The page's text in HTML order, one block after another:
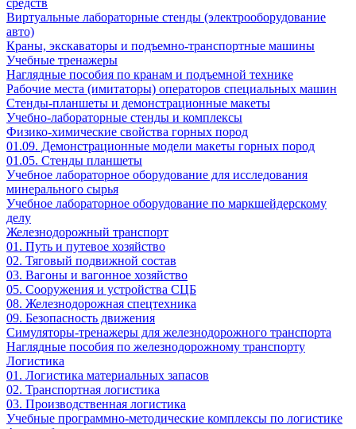
средств
Виртуальные лабораторные стенды (электрооборудование
авто)
Краны, экскаваторы и подъемно-транспортные машины
Учебные тренажеры
Наглядные пособия по кранам и подъемной технике
Рабочие места (имитаторы) операторов специальных машин
Стенды-планшеты и демонстрационные макеты
Учебно-лабораторные стенды и комплексы
Физико-химические свойства горных пород
01.09. Демонстрационные модели макеты горных пород
01.05. Стенды планшеты
Учебное лабораторное оборудование для исследования
минерального сырья
Учебное лабораторное оборудование по маркшейдерскому
делу
Железнодорожный транспорт
01. Путь и путевое хозяйство
02. Тяговый подвижной состав
03. Вагоны и вагонное хозяйство
05. Сооружения и устройства СЦБ
08. Железнодорожная спецтехника
09. Безопасность движения
Симуляторы-тренажеры для железнодорожного транспорта
Наглядные пособия по железнодорожному транспорту
Логистика
01. Логистика материальных запасов
02. Транспортная логистика
03. Производственная логистика
Учебные программно-методические комплексы по логистике